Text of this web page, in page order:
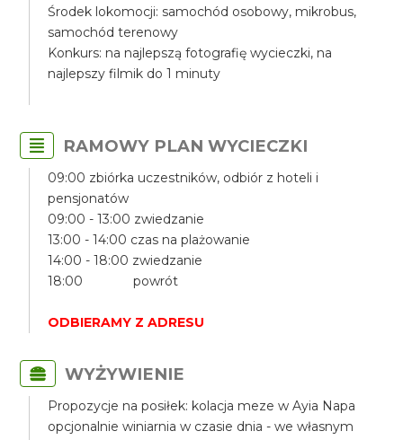
Środek lokomocji: samochód osobowy, mikrobus,
samochód terenowy
Konkurs: na najlepszą fotografię wycieczki, na
najlepszy filmik do 1 minuty
RAMOWY PLAN WYCIECZKI
09:00 zbiórka uczestników, odbiór z hoteli i
pensjonatów
09:00 - 13:00 zwiedzanie
13:00 - 14:00 czas na plażowanie
14:00 - 18:00 zwiedzanie
18:00 powrót
ODBIERAMY Z ADRESU
WYŻYWIENIE
Propozycje na posiłek: kolacja meze w Ayia Napa
opcjonalnie winiarnia w czasie dnia - we własnym